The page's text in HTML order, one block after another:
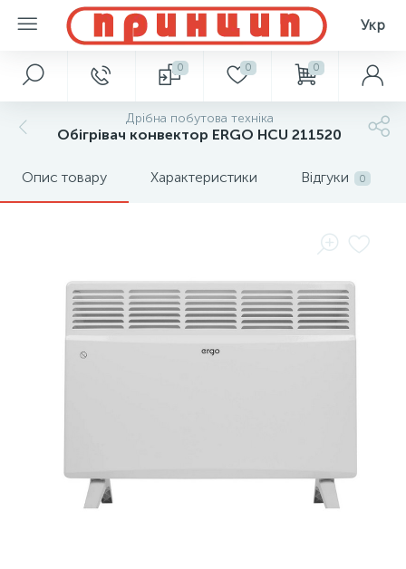
Укр
0 0 0
Дрібна побутова техніка
Обiгрiвач конвектор ERGO HCU 211520
Опис товару Характеристики Відгуки 0